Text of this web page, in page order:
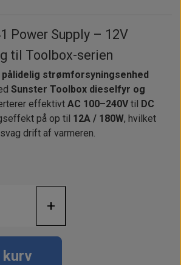
Landstrømskabler
& Kontakter
Sikringer
Værktøj
Tilbehør
Brændstoftank
Gori propeller
instrumenter
Additive
& Svampe m.m.
El-artikler
Tøj
Diverse
& fortøjning
Solceller
Strøm
Outlet
Gavekort
af bådudstyr
Hvem er vi
hos Shop12volt
Power Supply – 12V
til Toolbox-serien
pålidelig strømforsyningsenhed
Sunster Toolbox dieselfyr og
effektivt AC 100–240Vtil DC
på op til 12A / 180W, hvilket
drift af varmeren.
til både
fyr uden batteri.
og CE-certificeret
+